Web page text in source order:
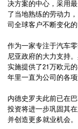
决方案的中心，采用
了当地熟练的劳动力
司全球客户不断变化的
作为一家专注于汽车
尼亚政府的大力支持
实施提供了21万欧元
年里一直为公司的各
内德史罗夫此前已在
投资将进一步巩固其
并创造更多就业机会。